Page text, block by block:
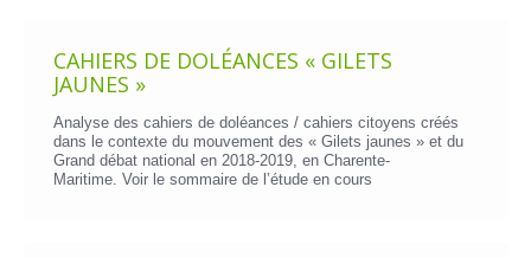
CAHIERS DE DOLÉANCES « GILETS
JAUNES »
Analyse des cahiers de doléances / cahiers citoyens créés
dans le contexte du mouvement des « Gilets jaunes » et du
Grand débat national en 2018-2019, en Charente-
Maritime. Voir le sommaire de l’étude en cours